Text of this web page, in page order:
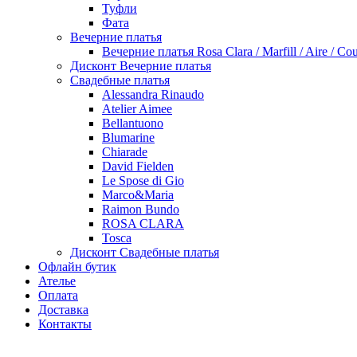
Туфли
Фата
Вечерние платья
Вечерние платья Rosa Clara / Marfill / Aire /
Дисконт Вечерние платья
Свадебные платья
Alessandra Rinaudo
Atelier Aimee
Bellantuono
Blumarine
Chiarade
David Fielden
Le Spose di Gio
Marco&Maria
Raimon Bundo
ROSA CLARA
Tosca
Дисконт Свадебные платья
Офлайн бутик
Ателье
Оплата
Доставка
Контакты